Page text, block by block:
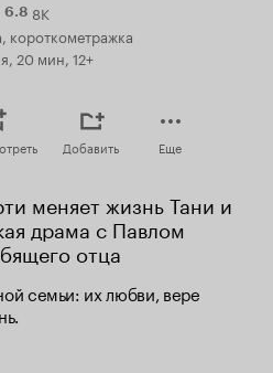
6.8Рейтинг
6.8
8K
короткометражка
20 мин, 12+
Добавить Еще
меняет жизнь Тани и
драма с Павлом
отца
семьи: их любви, вере